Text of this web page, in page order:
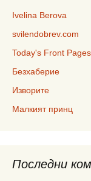
Ivelina Berova
svilendobrev.com
Today's Front Pages
Безхаберие
Изворите
Малкият принц
Последни